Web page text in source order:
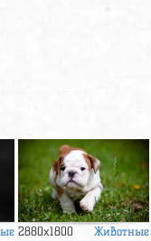
2880x1800 Животные